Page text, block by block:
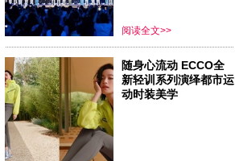
阅读全文>>
随身心流动 ECCO全
新轻训系列演绎都市运
动时装美学